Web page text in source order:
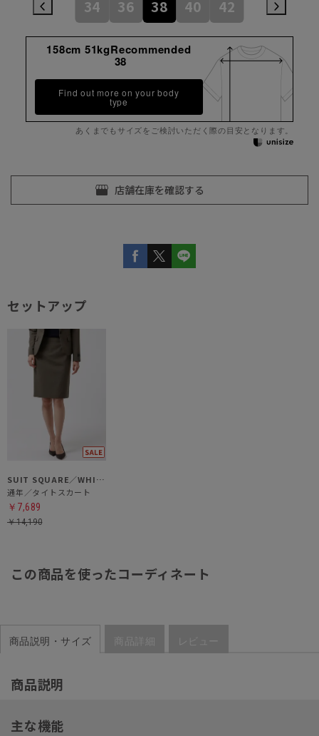
34 36 38 40 42
158cm 51kgRecommended
38
Find out more on your body
type
あくまでもサイズをご検討いただく際の目安となります。
セットアップ
SUIT SQUARE／WHITE
通年／タイトスカート
￥7,689
￥14,190
この商品を使ったコーディネート
商品説明・サイズ 商品詳細 レビュー
商品説明
主な機能